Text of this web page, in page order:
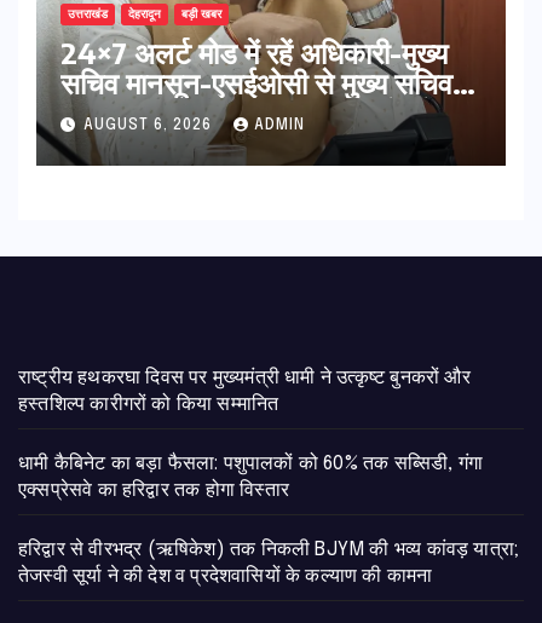
उत्तराखंड देहरादून बड़ी खबर
24×7 अलर्ट मोड में रहें अधिकारी-मुख्य
सचिव मानसून-एसईओसी से मुख्य सचिव ने
की विस्तृत समीक्षा कहा-बंद सड़कों को
शीघ्र खोला जाए, लोगों को न हो दिक्कत
AUGUST 6, 2026 ADMIN
राष्ट्रीय हथकरघा दिवस पर मुख्यमंत्री धामी ने उत्कृष्ट बुनकरों और
हस्तशिल्प कारीगरों को किया सम्मानित
​धामी कैबिनेट का बड़ा फैसला: पशुपालकों को 60% तक सब्सिडी, गंगा
एक्सप्रेसवे का हरिद्वार तक होगा विस्तार
​हरिद्वार से वीरभद्र (ऋषिकेश) तक निकली BJYM की भव्य कांवड़ यात्रा;
तेजस्वी सूर्या ने की देश व प्रदेशवासियों के कल्याण की कामना